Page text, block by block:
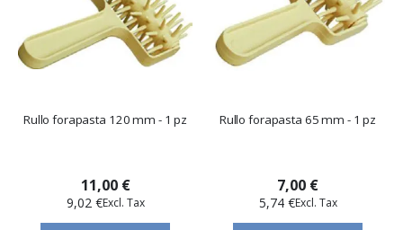
Rullo forapasta 120 mm - 1 pz
11,00 €
9,02 €
Rullo forapasta 65 mm - 1 pz
7,00 €
5,74 €